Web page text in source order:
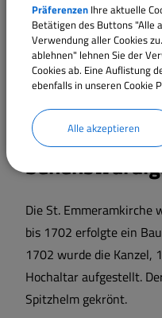
Piloten und zwei
Bis zur
selbstständige
mit ihrem Gemeindeteil
Nachbargemeinde
Die St. Emmeramkirche
bis 1702 erfolgte ein
1702 wurde die Kanzel,
Hochaltar aufgestellt.
Spitzhelm gekrönt.
Präferenzen Ihre aktuelle
Betätigen des Buttons "Alle
Verwendung aller Cookies
ablehnen" lehnen Sie der
Cookies ab. Eine Auflistung
ebenfalls in unseren Cookie
Alle akzeptieren